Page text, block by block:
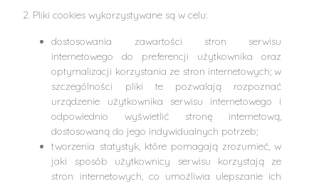
2. Pliki cookies wykorzystywane są w celu:
dostosowania zawartości stron serwisu
internetowego do preferencji użytkownika oraz
optymalizacji korzystania ze stron internetowych; w
szczególności pliki te pozwalają rozpoznać
urządzenie użytkownika serwisu internetowego i
odpowiednio wyświetlić stronę internetową,
dostosowaną do jego indywidualnych potrzeb;
tworzenia statystyk, które pomagają zrozumieć, w
jaki sposób użytkownicy serwisu korzystają ze
stron internetowych, co umożliwia ulepszanie ich